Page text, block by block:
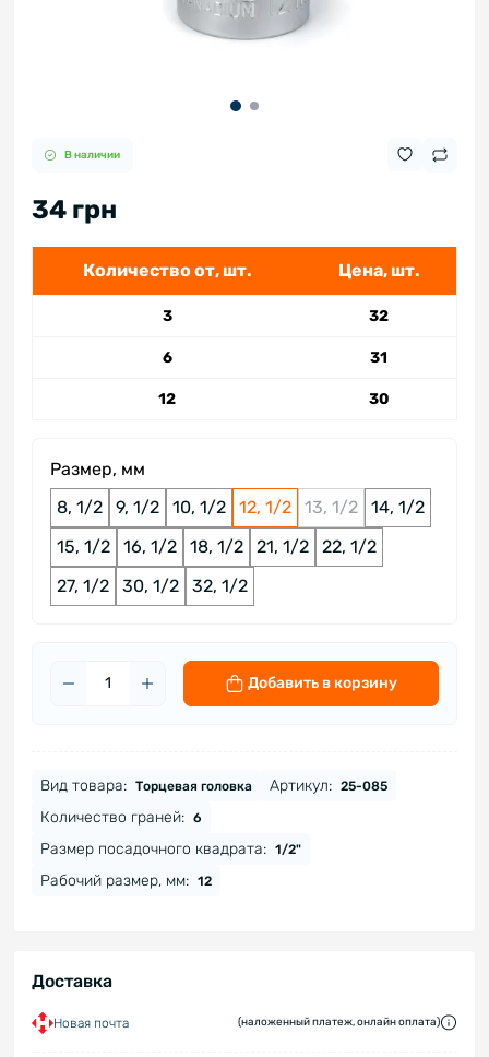
В наличии
34 грн
Количество от, шт. Цена, шт.
3 32
6 31
12 30
Размер, мм
8, 1/2
9, 1/2 10, 1/2 12, 1/2 13, 1/2
14, 1/2
15, 1/2
16, 1/2 18, 1/2 21, 1/2
22, 1/2
27, 1/2
30, 1/2 32, 1/2
Добавить в корзину
Вид товара: Торцевая головка Артикул: 25-085
Количество граней: 6
Размер посадочного квадрата: 1/2"
Рабочий размер, мм: 12
Доставка
Новая почта (наложенный платеж, онлайн оплата)